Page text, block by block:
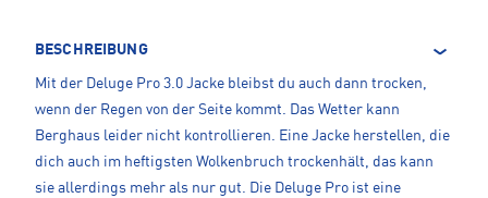
BESCHREIBUNG
Mit der Deluge Pro 3.0 Jacke bleibst du auch dann trocken,
wenn der Regen von der Seite kommt. Das Wetter kann
Berghaus leider nicht kontrollieren. Eine Jacke herstellen, die
dich auch im heftigsten Wolkenbruch trockenhält, das kann
sie allerdings mehr als nur gut. Die Deluge Pro ist eine